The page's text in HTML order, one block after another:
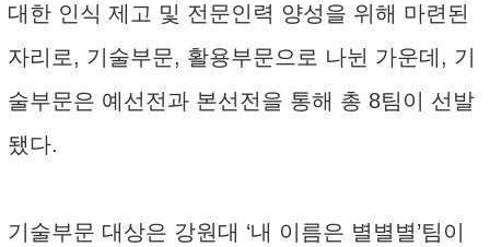
대한 인식 제고 및 전문인력 양성을 위해 마련된
자리로, 기술부문, 활용부문으로 나뉜 가운데, 기
술부문은 예선전과 본선전을 통해 총 8팀이 선발
됐다.
기술부문 대상은 강원대 ‘내 이름은 별별별’팀이